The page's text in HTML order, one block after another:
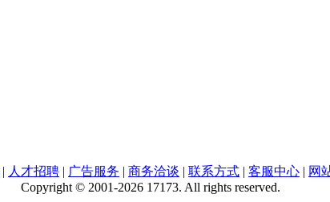
| 人才招聘 | 广告服务 | 商务洽谈 | 联系方式 | 客服中心 | 网
Copyright © 2001-2026 17173. All rights reserved.